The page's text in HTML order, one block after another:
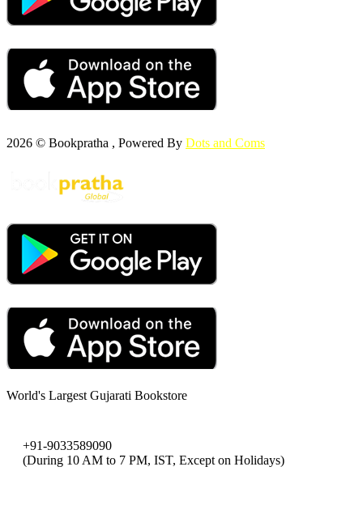
2026 © Bookpratha , Powered By Dots and Coms
World's Largest Gujarati Bookstore
+91-9033589090
(During 10 AM to 7 PM, IST, Except on Holidays)